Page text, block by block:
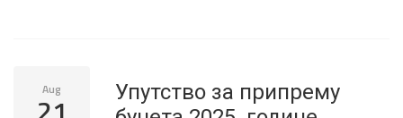
Aug
Упутство за припрему